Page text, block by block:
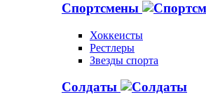
Спортсмены
Хоккеисты
Рестлеры
Звезды спорта
Солдаты